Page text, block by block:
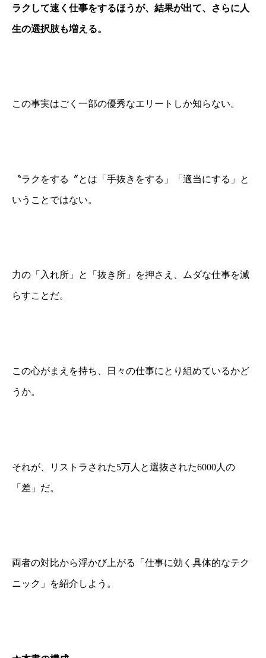
ラクして速く仕事をするほうが、結果が出て、さらに人
生の選択肢も増える。
この事実はごく一部の優秀なエリートしか知らない。
〝ラクをする〞とは「手抜きをする」「適当にする」 と
いうことではない。
力の「入れ所」と「抜き所」を押さえ、 ムダな仕事を減
らすことだ。
この心がまえを持ち、日々の仕事にとり組めているかど
うか。
それが、リストラされた5万人と選抜された6000人の
「差」だ。
両者の対比から浮かび上がる 「仕事に効く具体的なテク
ニック」を紹介しよう。